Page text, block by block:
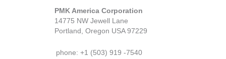
PMK America Corporation
14775 NW Jewell Lane
Portland, Oregon USA 97229
phone: +1 (503) 919 -7540